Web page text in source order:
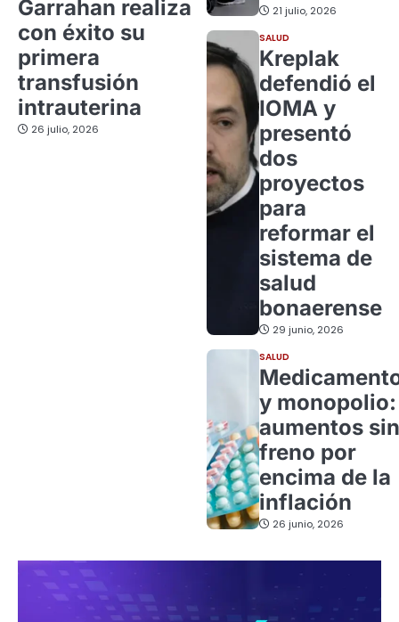
Garrahan realiza
con éxito su
primera
transfusión
intrauterina
26 julio, 2026
21 julio, 2026
SALUD
Kreplak
defendió el
IOMA y
presentó
dos
proyectos
para
reformar el
sistema de
salud
bonaerense
29 junio, 2026
SALUD
y monopolio:
aumentos sin
freno por
encima de la
inflación
26 junio, 2026